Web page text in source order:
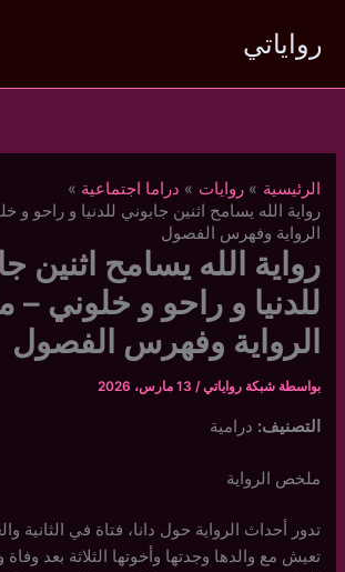
المحتوى
رواياتي
الرئيسية روايات
دراما اجتماعية
رواية الله يسامح اثنين جابوني للدنيا و راحو
الرواية وفهرس الفصول
رواية الله يسامح اثنين
للدنيا و راحو و خلوني
الرواية وفهرس الفصول
بواسطة شبكة رواياتي/ 13 مارس، 2026
التصنيف: درامية
ملخص الرواية
تدور أحداث الرواية حول دانا، فتاة في الثانية
تعيش مع والدها وجدتها وأخوتها الثلاثة بعد